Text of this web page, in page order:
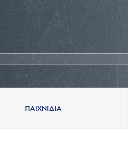
ΠAΙΧΝΙΔΙA